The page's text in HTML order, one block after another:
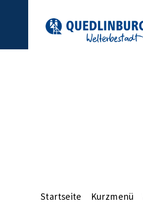
Startseite Kurzmenü